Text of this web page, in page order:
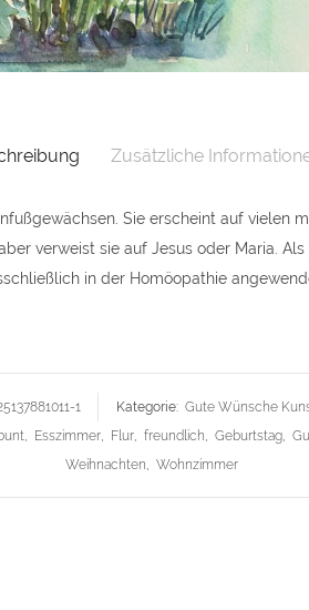
Zusätzliche
Sie erscheint auf vielen
verweist sie auf Jesus oder Maria.
in der Homöopathie
1 Kategorie: Gute Wünsche
, Esszimmer, Flur, freundlich, Geburtstag,
Weihnachten, Wohnzimmer